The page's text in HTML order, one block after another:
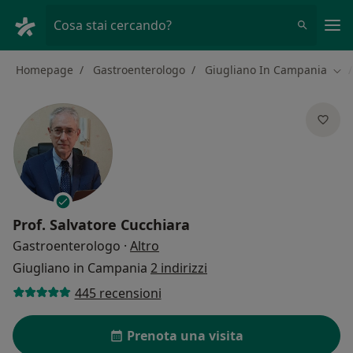
Cosa stai cercando?
Homepage Gastroenterologo Giugliano In Campania
Prof. Salvatore Cucchiara
Gastroenterologo · Altro
Giugliano in Campania 2 indirizzi
445 recensioni
Prenota una visita